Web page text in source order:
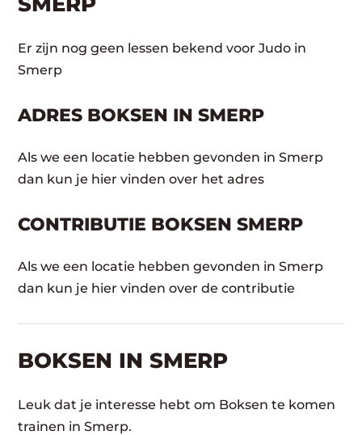
Er zijn nog geen lessen bekend voor Judo in
Smerp
ADRES BOKSEN IN SMERP
Als we een locatie hebben gevonden in Smerp
dan kun je hier vinden over het adres
CONTRIBUTIE BOKSEN SMERP
Als we een locatie hebben gevonden in Smerp
dan kun je hier vinden over de contributie
BOKSEN IN SMERP
Leuk dat je interesse hebt om Boksen te komen
trainen in Smerp.